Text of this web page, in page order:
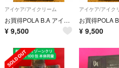
アイケア/アイクリーム
お買得POLA B.A アイゾーンクリーム N 26g 【本体同量】
¥ 9,500
アイケア/アイク
¥ 9,500